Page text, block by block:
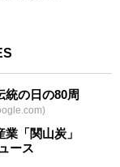
統の日の80周
業 「関山炭」
ース